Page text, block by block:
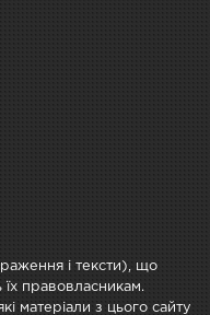
і тексти), що
їх правовласникам.
матеріали з цього сайту